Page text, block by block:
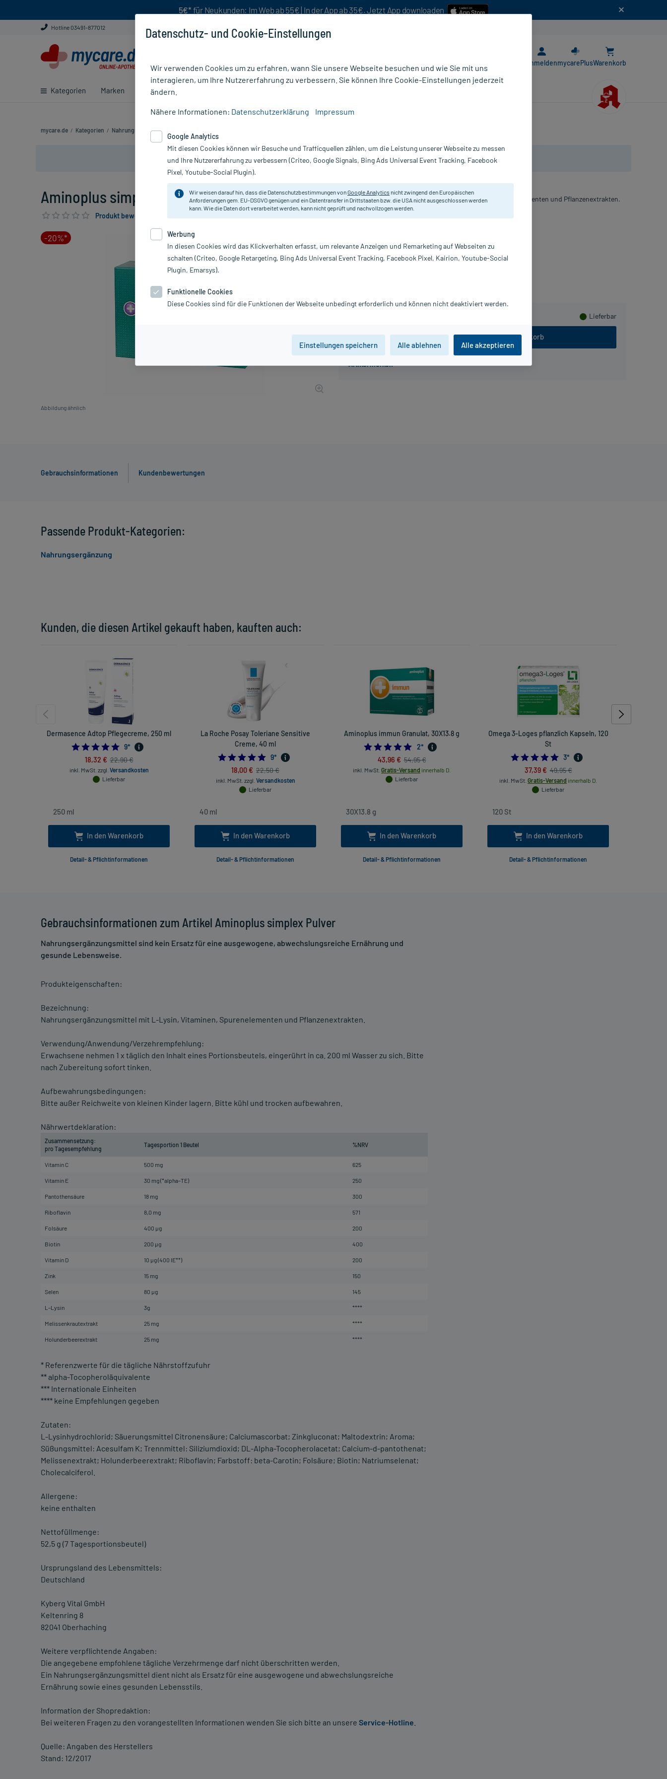
5€* für Neukunden: Im Web ab 55€ | In der App ab 35€. Jetzt App downloaden
Hotline 03491-877012
Kategorien Marken Ratgeber
AnmeldenmycarePlusWarenkorb
mycare.de / Kategorien / Nahrungsergänzung
Nur für kurze Zeit:Gratis-Versand* ab 19€ Mindestbestellwert!
Aminoplus simplex Pulver, 7 St
Produkt bewerten & PlusHerzen sichern
-20%*
Abbildung ähnlich
Lieferbar
In den Warenkorb
Nahrungsergänzungsmittel mit L-Lysin, Vitaminen, Spurenelementen und Pflanzenextrakten.
Darreichung:
Pulver
Hersteller:
Kyberg Vital GmbH
Gebrauchsinformationen Kundenbewertungen
Gebrauchsinformationen zum Artikel Aminoplus simplex Pulver
Nahrungsergänzungsmittel sind kein Ersatz für eine ausgewogene, abwechslungsreiche Ernährung und
gesunde Lebensweise.
Produkteigenschaften:
Bezeichnung:
Nahrungsergänzungsmittel mit L-Lysin, Vitaminen, Spurenelementen und Pflanzenextrakten.
Verwendung/Anwendung/Verzehrempfehlung:
Erwachsene nehmen 1 x täglich den Inhalt eines Portionsbeutels, eingerührt in ca. 200 ml Wasser zu sich. Bitte
nach Zubereitung sofort tinken.
Aufbewahrungsbedingungen:
Bitte außer Reichweite von kleinen Kinder lagern. Bitte kühl und trocken aufbewahren.
Nährwertdeklaration:
Zusammensetzung:
pro Tagesempfehlung
Tagesportion 1 Beutel %NRV
Vitamin C 500 mg 625
Vitamin E 30 mg (*alpha–TE) 250
Pantothensäure 18 mg 300
Riboflavin 8,0 mg 571
Folsäure 400 µg 200
Biotin 200 µg 400
Vitamin D 10 µg (400 IE**) 200
Zink 15 mg 150
Selen 80 µg 145
L–Lysin 3g ****
Melissenkrautextrakt 25 mg ****
Holunderbeerextrakt 25 mg ****
* Referenzwerte für die tägliche Nährstoffzufuhr
** alpha-Tocopheroläquivalente
*** Internationale Einheiten
**** keine Empfehlungen gegeben
Zutaten:
L-Lysinhydrochlorid; Säuerungsmittel Citronensäure; Calciumascorbat; Zinkgluconat; Maltodextrin; Aroma;
Süßungsmittel: Acesulfam K; Trennmittel: Siliziumdioxid; DL-Alpha-Tocopherolacetat; Calcium-d-pantothenat;
Melissenextrakt; Holunderbeerextrakt; Riboflavin; Farbstoff: beta-Carotin; Folsäure; Biotin; Natriumselenat;
Cholecalciferol.
Allergene:
keine enthalten
Nettofüllmenge:
52,5 g (7 Tagesportionsbeutel)
Ursprungsland des Lebensmittels:
Deutschland
Kyberg Vital GmbH
Keltenring 8
82041 Oberhaching
Weitere verpflichtende Angaben:
Die angegebene empfohlene tägliche Verzehrmenge darf nicht überschritten werden.
Ein Nahrungsergänzungsmittel dient nicht als Ersatz für eine ausgewogene und abwechslungsreiche
Ernährung sowie eines gesunden Lebensstils.
Information der Shopredaktion:
Bei weiteren Fragen zu den vorangestellten Informationen wenden Sie sich bitte an unsere Service-Hotline
Quelle: Angaben des Herstellers
Stand: 12/2017
Kunden, die diesen Artikel gekauft haben, kauften auch:
Dermasence Adtop Pflegecreme, 250 ml
5.0
9*
18,32 € 22,90 €
inkl. MwSt. zzgl. Versandkosten
Lieferbar
In den Warenkorb
Detail- & Pflichtinformationen
La Roche Posay Toleriane Sensitive
Creme, 40 ml
5.0
9*
18,00 € 22,50 €
inkl. MwSt. zzgl. Versandkosten
Lieferbar
In den Warenkorb
Detail- & Pflichtinformationen
Aminoplus immun Granulat, 30X13.8 g
5.0
2*
43,96 € 54,95 €
inkl. MwSt. Gratis-Versand innerhalb D.
Lieferbar
In den Warenkorb
Detail- & Pflichtinformationen
Omega 3-Loges pflanzlich Kapseln, 120
St
5.0
3*
37,39 € 49,95 €
inkl. MwSt. Gratis-Versand innerhalb D.
Lieferbar
In den Warenkorb
Detail- & Pflichtinformationen
Passende Produkt-Kategorien:
Nahrungsergänzung
Datenschutz- und Cookie-Einstellungen
Wir verwenden Cookies um zu erfahren, wann Sie unsere Webseite besuchen und wie Sie mit uns
interagieren, um Ihre Nutzererfahrung zu verbessern. Sie können Ihre Cookie-Einstellungen jederzeit
ändern.
Nähere Informationen: Datenschutzerklärung Impressum
Google Analytics
Mit diesen Cookies können wir Besuche und Trafficquellen zählen, um die Leistung unserer Webseite zu messen
und Ihre Nutzererfahrung zu verbessern (Criteo, Google Signals, Bing Ads Universal Event Tracking, Facebook
Pixel, Youtube-Social Plugin).
Wir weisen darauf hin, dass die Datenschutzbestimmungen vonGoogle Analytics nicht zwingend den Europäischen
Anforderungen gem. EU-DSGVO genügen und ein Datentransfer in Drittstaaten bzw. die USA nicht ausgeschlossen werden
kann. Wie die Daten dort verarbeitet werden, kann nicht geprüft und nachvollzogen werden.
Werbung
In diesen Cookies wird das Klickverhalten erfasst, um relevante Anzeigen und Remarketing auf Webseiten zu
schalten (Criteo, Google Retargeting, Bing Ads Universal Event Tracking, Facebook Pixel, Kairion, Youtube-Social
Plugin, Emarsys).
Funktionelle Cookies
Diese Cookies sind für die Funktionen der Webseite unbedingt erforderlich und können nicht deaktiviert werden.
Einstellungen speichern Alle ablehnen Alle akzeptieren